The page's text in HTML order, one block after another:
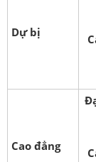
Dự bị
Cao đẳng